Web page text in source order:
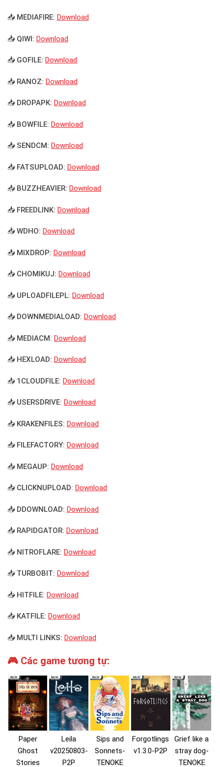
📥 MEDIAFIRE: Download
📥 QIWI: Download
📥 GOFILE: Download
📥 RANOZ: Download
📥 DROPAPK: Download
📥 BOWFILE: Download
📥 SENDCM: Download
📥 FATSUPLOAD: Download
📥 BUZZHEAVIER: Download
📥 FREEDLINK: Download
📥 WDHO: Download
📥 MIXDROP: Download
📥 CHOMIKUJ: Download
📥 UPLOADFILEPL: Download
📥 DOWNMEDIALOAD: Download
📥 MEDIACM: Download
📥 HEXLOAD: Download
📥 1CLOUDFILE: Download
📥 USERSDRIVE: Download
📥 KRAKENFILES: Download
📥 FILEFACTORY: Download
📥 MEGAUP: Download
📥 CLICKNUPLOAD: Download
📥 DDOWNLOAD: Download
📥 RAPIDGATOR: Download
📥 NITROFLARE: Download
📥 TURBOBIT: Download
📥 HITFILE: Download
📥 KATFILE: Download
📥 MULTI LINKS: Download
🎮 Các game tương tự:
Paper
Ghost
Stories
Leila
v20250803-
P2P
Sips and
Sonnets-
TENOKE
Forgotlings
v1.3.0-P2P
Grief like a
stray dog-
TENOKE